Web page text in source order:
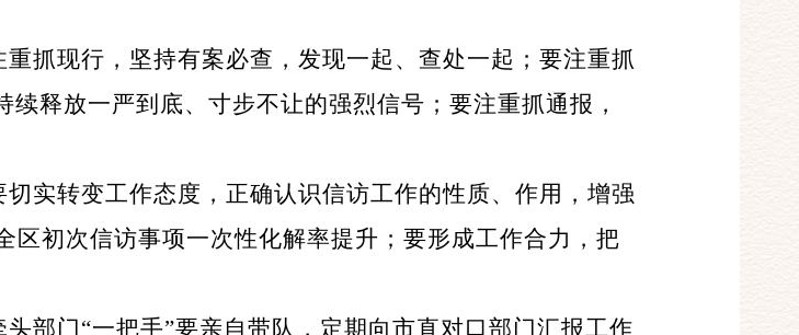
抓现行，坚持有案必查，发现一起、查处一起；要注重抓
释放一严到底、寸步不让的强烈信号；要注重抓通报，
实转变工作态度，正确认识信访工作的性质、作用，增强
初次信访事项一次性化解率提升；要形成工作合力，把
部门“一把手”要亲自带队，定期向市直对口部门汇报工作